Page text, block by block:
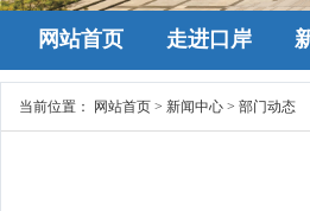
网站首页 走进口岸
当前位置： 网站首页 > 新闻中心 > 部门动态